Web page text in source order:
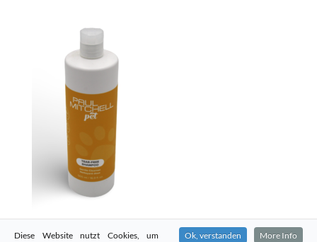
Diese Website nutzt Cookies, um Ok, verstanden More Info